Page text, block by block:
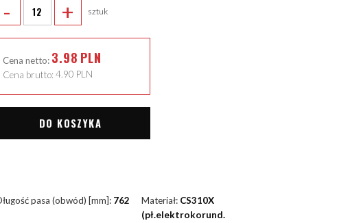
- + sztuk
Cena netto: 3.98 PLN
Cena brutto:4.90 PLN
DO KOSZYKA
pasa (obwód) [mm]: 762 Materiał: CS310X
(pł.elektrokorund.